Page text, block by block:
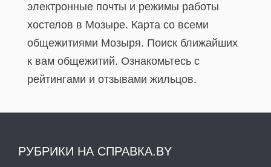
электронные почты и режимы работы
хостелов в Мозыре. Карта со всеми
общежитиями Мозыря. Поиск ближайших
к вам общежитий. Ознакомьтесь с
рейтингами и отзывами жильцов.
РУБРИКИ НА СПРАВКА.BY